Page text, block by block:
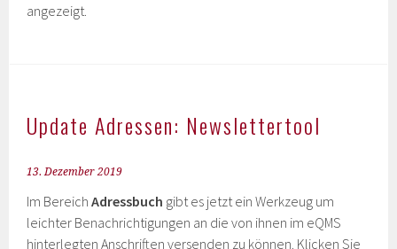
angezeigt.
Update Adressen: Newslettertool
13. Dezember 2019
Im BereichAdressbuch gibt es jetzt ein Werkzeug um
leichter Benachrichtigungen an die von ihnen im eQMS
hinterlegten Anschriften versenden zu können. Klicken Sie